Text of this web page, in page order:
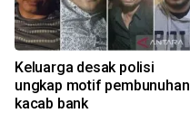
Keluarga desak polisi
ungkap motif pembunuhan
kacab bank